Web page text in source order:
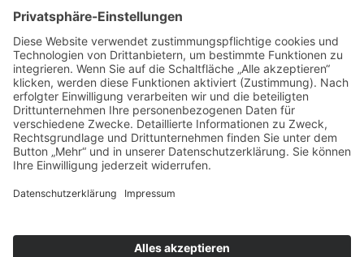
nach oben
Impressum|Datenschutz